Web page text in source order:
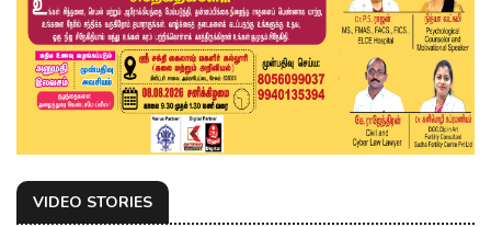
VIDEO STORIES